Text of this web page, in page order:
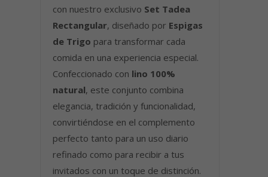
con nuestro exclusivo Set Tadea
Rectangular, diseñado por Espigas
de Trigo para transformar cada
comida en una experiencia especial.
Confeccionado con lino 100%
natural, este conjunto combina
elegancia, tradición y funcionalidad,
convirtiéndose en el complemento
perfecto tanto para un uso diario
refinado como para recibir a tus
invitados con un toque de distinción.